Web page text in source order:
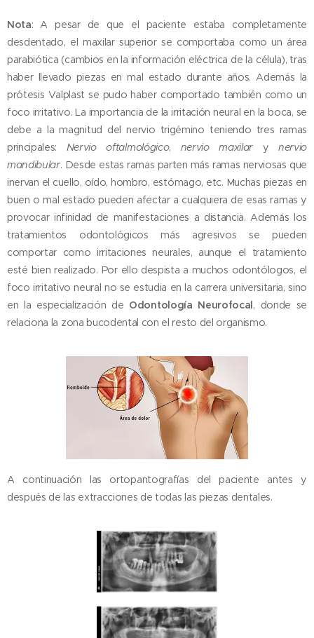
Nota: A pesar de que el paciente estaba completamente
desdentado, el maxilar superior se comportaba como un área
parabiótica (cambios en la información eléctrica de la célula), tras
haber llevado piezas en mal estado durante años. Además la
prótesis Valplast se pudo haber comportado también como un
foco irritativo. La importancia de la irritación neural en la boca, se
debe a la magnitud del nervio trigémino teniendo tres ramas
principales: Nervio oftalmológico, nervio maxilar y nervio
mandibular. Desde estas ramas parten más ramas nerviosas que
inervan el cuello, oído, hombro, estómago, etc. Muchas piezas en
buen o mal estado pueden afectar a cualquiera de esas ramas y
provocar infinidad de manifestaciones a distancia. Además los
tratamientos odontológicos más agresivos se pueden
comportar como irritaciones neurales, aunque el tratamiento
esté bien realizado. Por ello despista a muchos odontólogos, el
foco irritativo neural no se estudia en la carrera universitaria, sino
en la especialización de Odontología Neurofocal, donde se
relaciona la zona bucodental con el resto del organismo.
A continuación las ortopantografías del paciente antes y
después de las extracciones de todas las piezas dentales.